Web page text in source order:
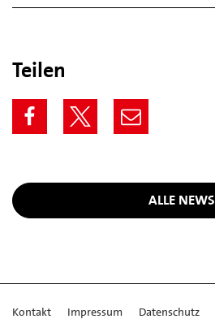
Teilen
ALLE NEWS
Kontakt Impressum Datenschutz